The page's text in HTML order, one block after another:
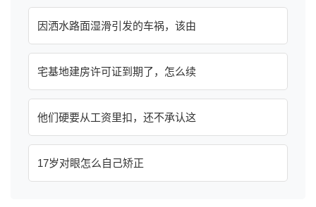
因洒水路面湿滑引发的车祸，该由
宅基地建房许可证到期了，怎么续
他们硬要从工资里扣，还不承认这
17岁对眼怎么自己矫正